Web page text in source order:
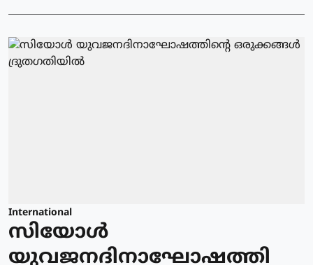
International
സിയോള്‍
യുവജനദിനാഘോഷത്തി